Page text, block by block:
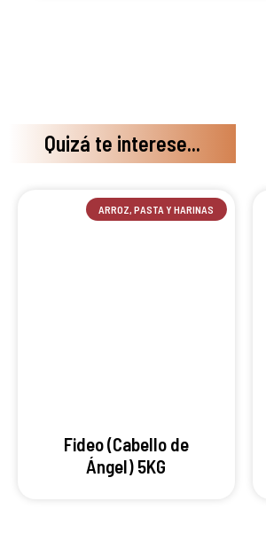
Quizá te interese...
ARROZ, PASTA Y HARINAS
Fideo (Cabello de
Ángel) 5KG